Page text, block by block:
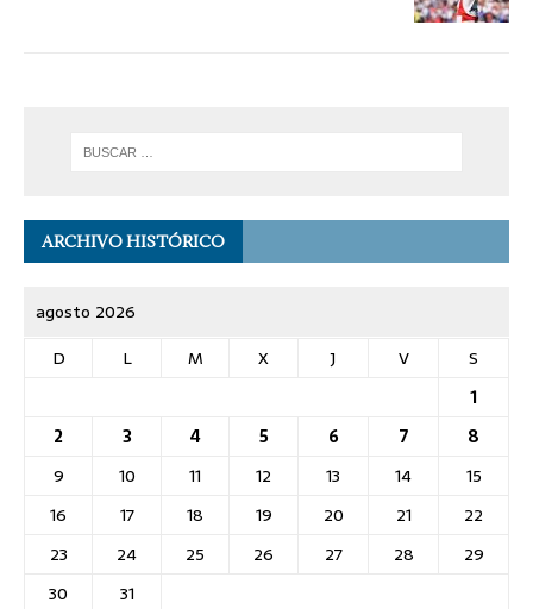
ARCHIVO HISTÓRICO
agosto 2026
D
L M X J V
S
1
2
3 4 5 6 7
8
9
10 11 12 13 14
15
16
17 18 19 20 21
22
23
24 25 26 27 28
29
30
31